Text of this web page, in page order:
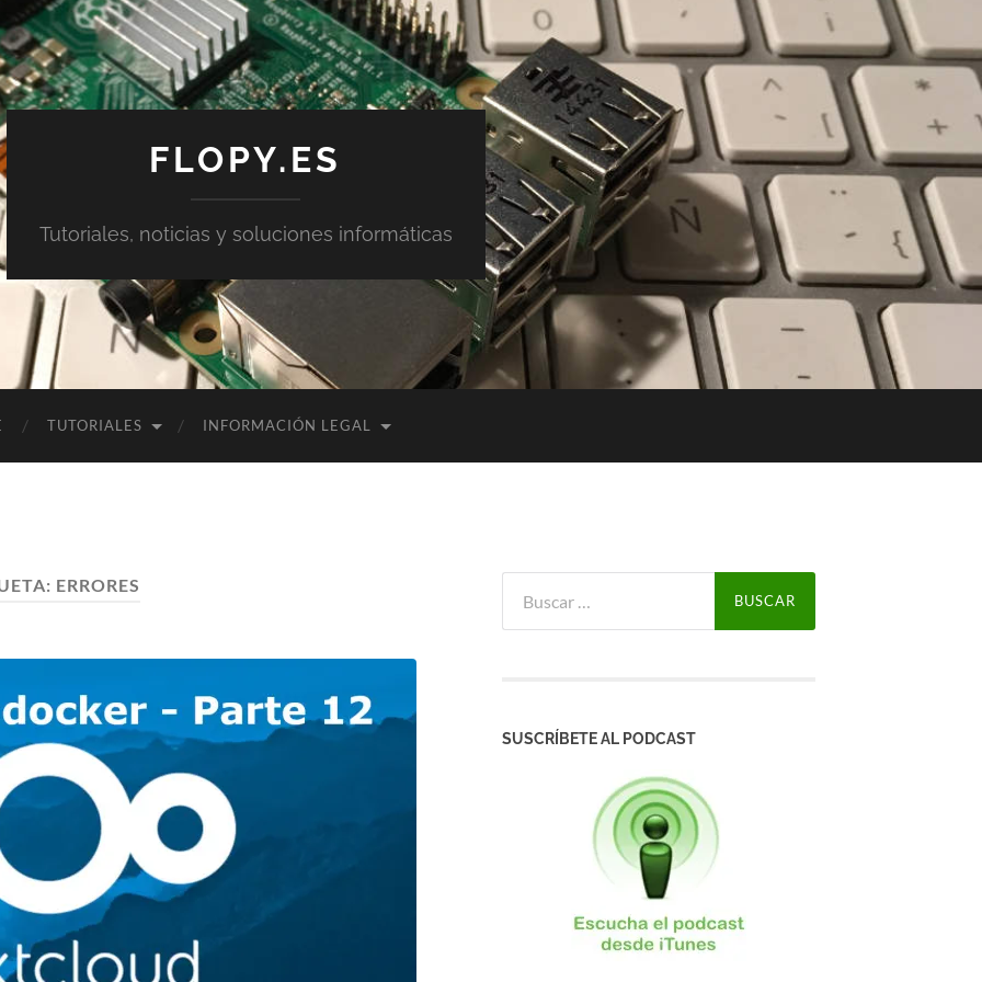
FLOPY.ES
Tutoriales, noticias y soluciones informáticas
TUTORIALES INFORMACIÓN LEGAL
ERRORES
SUSCRÍBETE AL PODCAST